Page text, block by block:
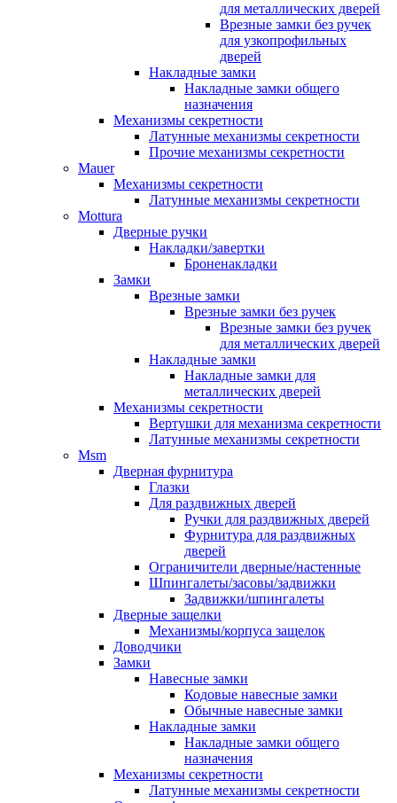
для металлических дверей
Врезные замки без ручек
для узкопрофильных
дверей
Накладные замки
Накладные замки общего
назначения
Механизмы секретности
Латунные механизмы секретности
Прочие механизмы секретности
Mauer
Механизмы секретности
Латунные механизмы секретности
Mottura
Дверные ручки
Накладки/завертки
Броненакладки
Замки
Врезные замки
Врезные замки без ручек
Врезные замки без ручек
для металлических дверей
Накладные замки
Накладные замки для
металлических дверей
Механизмы секретности
Вертушки для механизма секретности
Латунные механизмы секретности
Msm
Дверная фурнитура
Глазки
Для раздвижных дверей
Ручки для раздвижных дверей
Фурнитура для раздвижных
дверей
Ограничители дверные/настенные
Шпингалеты/засовы/задвижки
Задвижки/шпингалеты
Дверные защелки
Механизмы/корпуса защелок
Доводчики
Замки
Навесные замки
Кодовые навесные замки
Обычные навесные замки
Накладные замки
Накладные замки общего
назначения
Механизмы секретности
Латунные механизмы секретности